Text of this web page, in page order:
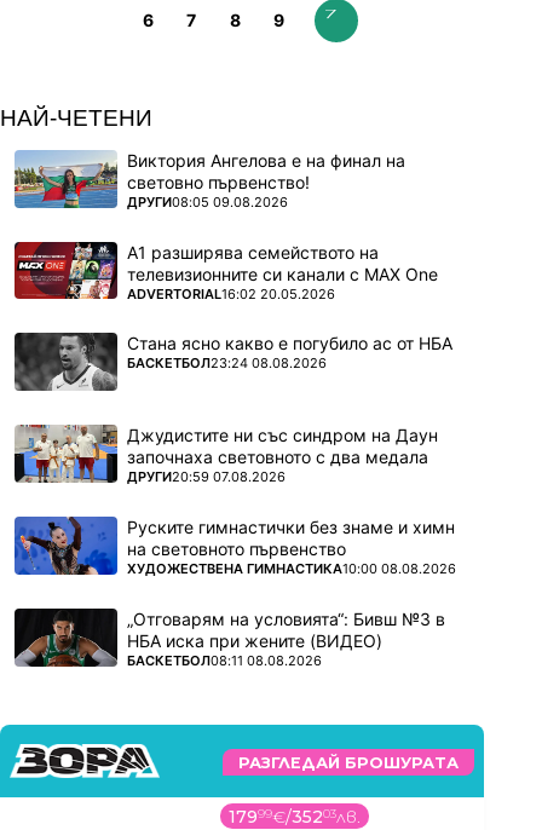
6 7 8 9
НАЙ-ЧЕТЕНИ
Виктория Ангелова е на финал на
световно първенство!
ПОВЕЧЕ ОТ
ДРУГИ08:05 09.08.2026
А1 разширява семейството на
телевизионните си канали с MAX One
ПОВЕЧЕ ОТ
ADVERTORIAL16:02 20.05.2026
Стана ясно какво е погубило ас от НБА
ПОВЕЧЕ ОТ
БАСКЕТБОЛ23:24 08.08.2026
Джудистите ни със синдром на Даун
започнаха световното с два медала
ПОВЕЧЕ ОТ
ДРУГИ20:59 07.08.2026
Руските гимнастички без знаме и химн
на световното първенство
ПОВЕЧЕ ОТ
ХУДОЖЕСТВЕНА ГИМНАСТИКА10:00 08.08.2026
„Отговарям на условията“: Бивш №3 в
НБА иска при жените (ВИДЕО)
ПОВЕЧЕ ОТ
БАСКЕТБОЛ08:11 08.08.2026
РАЗГЛЕДАЙ БРОШУРАТА
17999€/35203лв.